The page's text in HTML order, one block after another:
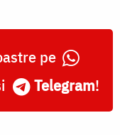
pe
Telegram!